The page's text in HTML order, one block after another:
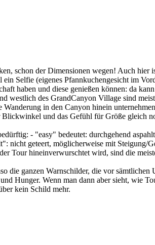
schon der Dimensionen wegen! Auch
Selfie (eigenes Pfannkuchengesicht im
haben und diese genießen können: da
des GrandCanyon Village sind
in den Canyon hinein
und das Gefühl für Größe gleich
- "easy" bedeutet: durchgehend
nicht geteert, möglicherweise mit
Tour hineinverwurschtet wird, sind die
die ganzen Warnschilder, die vor
Hunger. Wenn man dann aber sieht, wie
kein Schild mehr.